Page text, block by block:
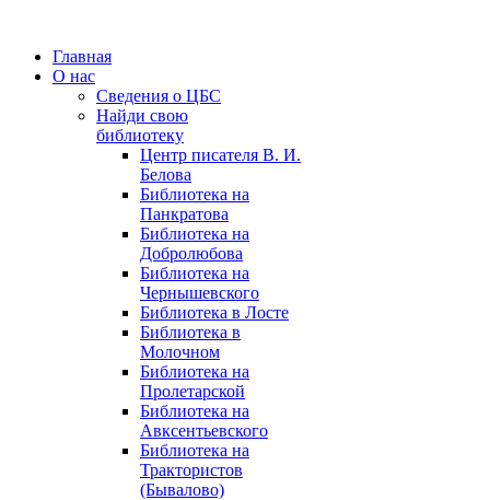
Главная
О нас
Сведения о ЦБС
Найди свою
библиотеку
Центр писателя В. И.
Белова
Библиотека на
Панкратова
Библиотека на
Добролюбова
Библиотека на
Чернышевского
Библиотека в Лосте
Библиотека в
Молочном
Библиотека на
Пролетарской
Библиотека на
Авксентьевского
Библиотека на
Трактористов
(Бывалово)